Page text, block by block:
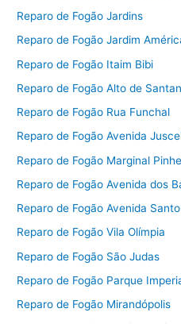
Reparo de Fogão Jardins
Reparo de Fogão Jardim
Reparo de Fogão Itaim Bibi
Reparo de Fogão Alto de
Reparo de Fogão Rua Funchal
Reparo de Fogão Avenida
Reparo de Fogão Marginal
Reparo de Fogão Avenida dos
Reparo de Fogão Avenida
Reparo de Fogão Vila Olímpia
Reparo de Fogão São Judas
Reparo de Fogão Parque
Reparo de Fogão Mirandópolis